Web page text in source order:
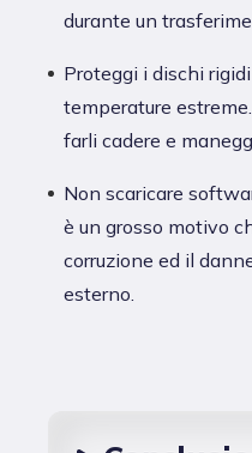
durante un
Proteggi i dischi
temperature
farli cadere e
Non scaricare
è un grosso motivo
corruzione ed il
esterno.